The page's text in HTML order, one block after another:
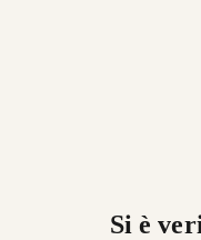
Si è